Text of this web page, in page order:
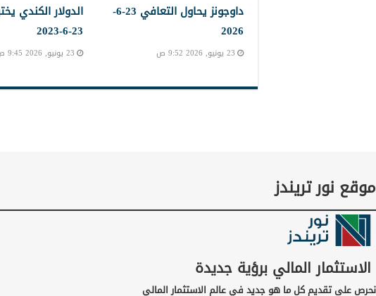
داوجونز يحاول التعافي 23-6-
2026
23 يونيو, 2026 9:52 ص
الدولار الكندي
23-6-2023
23 يونيو, 2026 9:45 ص
موقع نور تريندز
الاستثمار المالي برؤية جديدة
نحرص على تقديم كل ما هو جديد في عالم الاستثمار المالي